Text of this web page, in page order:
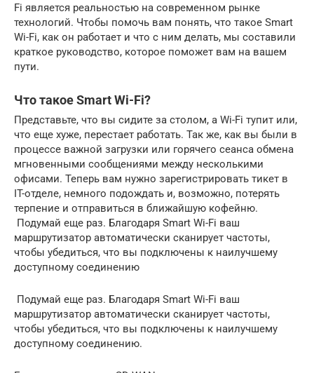
Fi является реальностью на современном рынке
технологий. Чтобы помочь вам понять, что такое Smart
Wi-Fi, как он работает и что с ним делать, мы составили
краткое руководство, которое поможет вам на вашем
пути.
Что такое Smart Wi-Fi?
Представьте, что вы сидите за столом, а Wi-Fi тупит или,
что еще хуже, перестает работать. Так же, как вы были в
процессе важной загрузки или горячего сеанса обмена
мгновенными сообщениями между несколькими
офисами. Теперь вам нужно зарегистрировать тикет в
IT-отделе, немного подождать и, возможно, потерять
терпение и отправиться в ближайшую кофейню.
Подумай еще раз. Благодаря Smart Wi-Fi ваш
маршрутизатор автоматически сканирует частоты,
чтобы убедиться, что вы подключены к наилучшему
доступному соединению
Подумай еще раз. Благодаря Smart Wi-Fi ваш
маршрутизатор автоматически сканирует частоты,
чтобы убедиться, что вы подключены к наилучшему
доступному соединению.